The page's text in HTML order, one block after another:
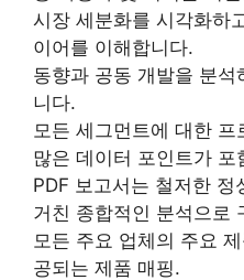
시장 세분화를 시각화하
이어를 이해합니다.
동향과 공동 개발을 분
니다.
모든 세그먼트에 대한
많은 데이터 포인트가
PDF 보고서는 철저한
거친 종합적인 분석으로
모든 주요 업체의 주요
공되는 제품 매핑.